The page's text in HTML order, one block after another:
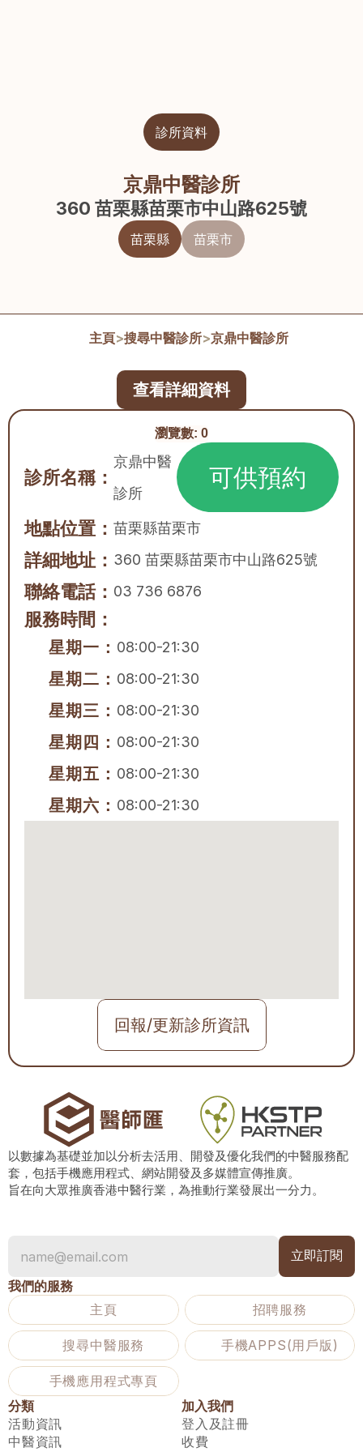
診所資料
京鼎中醫診所
360 苗栗縣苗栗市中山路625號
苗栗縣 苗栗市
主頁>搜尋中醫診所>京鼎中醫診所
瀏覽數: 0
診所名稱：
京鼎中醫
診所
可供預約
地點位置： 苗栗縣苗栗市
詳細地址： 360 苗栗縣苗栗市中山路625號
聯絡電話： 03 736 6876
服務時間：
星期一： 08:00-21:30
星期二： 08:00-21:30
星期三： 08:00-21:30
星期四： 08:00-21:30
星期五： 08:00-21:30
星期六： 08:00-21:30
回報/更新診所資訊
查看詳細資料
以數據為基礎並加以分析去活用、開發及優化我們的中醫服務配
套，包括手機應用程式、網站開發及多媒體宣傳推廣。
旨在向大眾推廣香港中醫行業，為推動行業發展出一分力。
我們的服務
主頁
招聘服務
搜尋中醫服務 手機APPS(用戶版)
手機應用程式專頁
分類
活動資訊
中醫資訊
加入我們
登入及註冊
收費